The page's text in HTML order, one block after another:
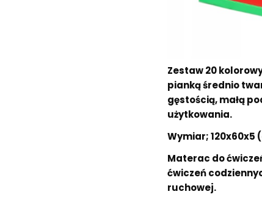
Zestaw 20
pianką średnio
gęstością, małą
użytkowania.
Wymiar; 120x60x5
Materac do
ćwiczeń
ruchowej.